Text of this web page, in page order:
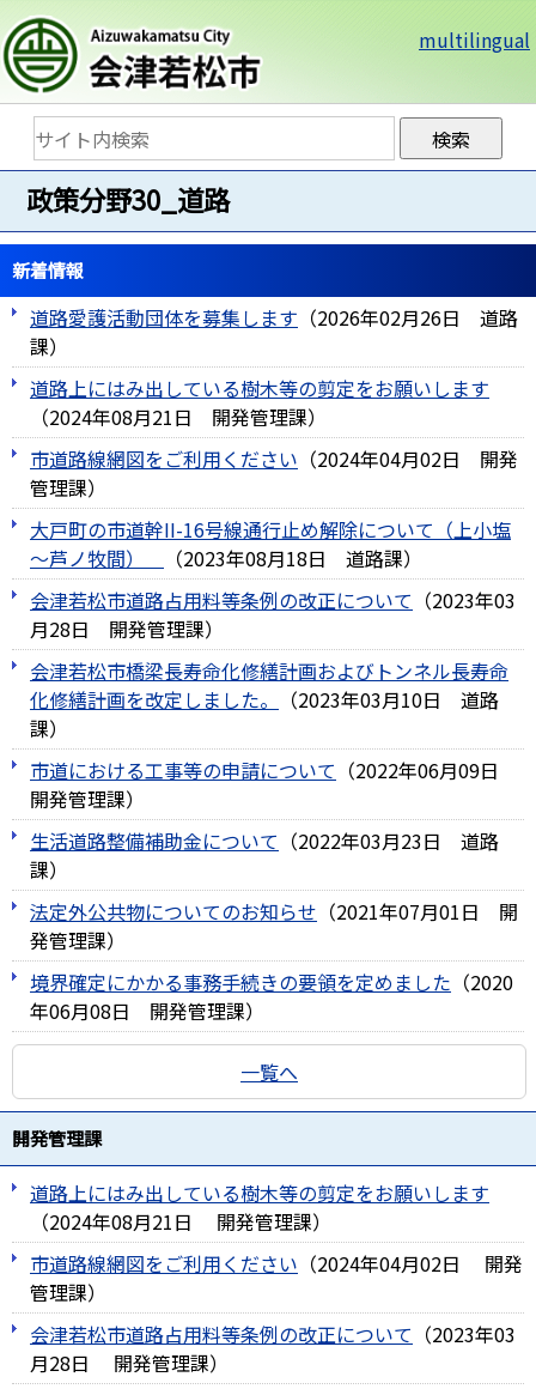
multilingual
政策分野30_道路
新着情報
道路愛護活動団体を募集します （2026年02月26日
道路
課）
道路上にはみ出している樹木等の剪定をお願いします
（2024年08月21日 開発管理課）
市道路線網図をご利用ください （2024年04月02日
開発
管理課）
大戸町の市道幹II-16号線通行止め解除について（上小塩
～芦ノ牧間）
（2023年08月18日 道路課）
会津若松市道路占用料等条例の改正について （2023年03
月28日
開発管理課）
会津若松市橋梁長寿命化修繕計画およびトンネル長寿命
化修繕計画を改定しました。
（2023年03月10日
道路
課）
市道における工事等の申請について （2022年06月09日
開発管理課）
生活道路整備補助金について （2022年03月23日
道路
課）
法定外公共物についてのお知らせ （2021年07月01日
開
発管理課）
境界確定にかかる事務手続きの要領を定めました （2020
年06月08日
開発管理課）
一覧へ
開発管理課
道路上にはみ出している樹木等の剪定をお願いします
（2024年08月21日 開発管理課）
市道路線網図をご利用ください （2024年04月02日
開発
管理課）
会津若松市道路占用料等条例の改正について （2023年03
月28日
開発管理課）